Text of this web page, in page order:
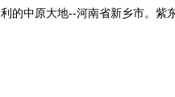
中原大地--河南省新乡市。紫